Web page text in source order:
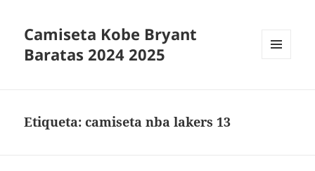
Camiseta Kobe Bryant
Baratas 2024 2025
Etiqueta:camiseta nba lakers 13